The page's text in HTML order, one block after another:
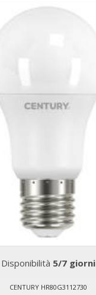
Disponibilità 5/7 giorni
CENTURY HR80G3112730